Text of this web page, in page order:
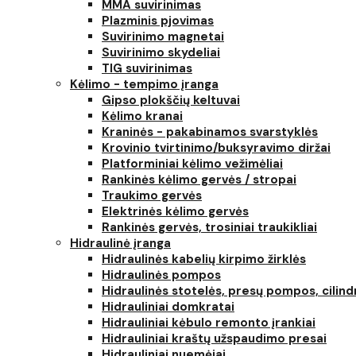
MMA suvirinimas
Plazminis pjovimas
Suvirinimo magnetai
Suvirinimo skydeliai
TIG suvirinimas
Kėlimo - tempimo įranga
Gipso plokščių keltuvai
Kėlimo kranai
Kraninės - pakabinamos svarstyklės
Krovinio tvirtinimo/buksyravimo diržai
Platforminiai kėlimo vežimėliai
Rankinės kėlimo gervės / stropai
Traukimo gervės
Elektrinės kėlimo gervės
Rankinės gervės, trosiniai traukikliai
Hidraulinė įranga
Hidraulinės kabelių kirpimo žirklės
Hidraulinės pompos
Hidraulinės stotelės, presų pompos,
Hidrauliniai domkratai
Hidrauliniai kėbulo remonto įrankiai
Hidrauliniai kraštų užspaudimo presai